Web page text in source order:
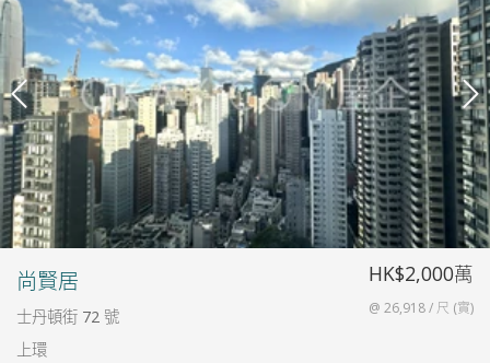
尚賢居
士丹頓街 72 號
上環
HK$2,000萬
@ 26,918 / 尺 (實)